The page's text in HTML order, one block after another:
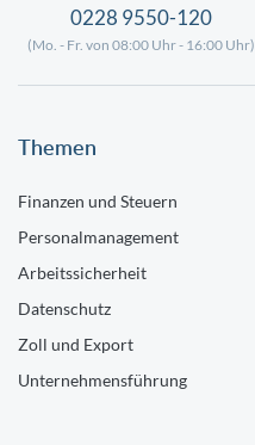
0228 9550-120
(Mo. - Fr. von 08:00 Uhr - 16:00 Uhr)
Themen
Finanzen und Steuern
Personalmanagement
Arbeitssicherheit
Datenschutz
Zoll und Export
Unternehmensführung